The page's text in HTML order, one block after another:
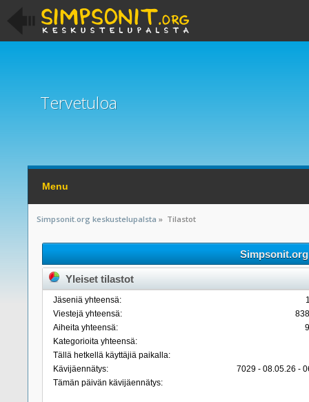
Tervetuloa
Menu
Simpsonit.org keskustelupalsta » Tilastot
Yleiset tilastot
Jäseniä yhteensä:
Viestejä yhteensä:
Aiheita yhteensä:
Kategorioita yhteensä:
Tällä hetkellä käyttäjiä paikalla:
Kävijäennätys:
7029 - 08.05.26 -
Tämän päivän kävijäennätys: